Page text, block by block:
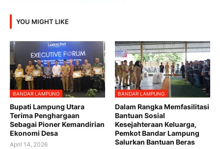
YOU MIGHT LIKE
BANDAR LAMPUNG
Bupati Lampung Utara
Terima Penghargaan
Sebagai Pioner Kemandirian
Ekonomi Desa
April 14, 2026
BANDAR LAMPUNG
Dalam Rangka Memfasilitasi
Bantuan Sosial
Kesejahteraan Keluarga,
Pemkot Bandar Lampung
Salurkan Bantuan Beras